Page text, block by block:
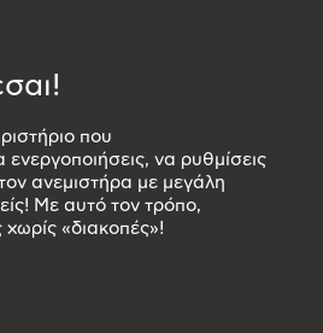
που
να ρυθμίσεις
ανεμιστήρα με μεγάλη
Με αυτό τον τρόπο,
χωρίς «διακοπές»!